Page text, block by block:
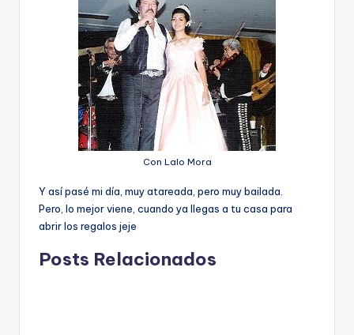
Con Lalo Mora
Y así­ pasé mi dí­a, muy atareada, pero muy bailada.
Pero, lo mejor viene, cuando ya llegas a tu casa para
abrir los regalos jeje
Posts Relacionados